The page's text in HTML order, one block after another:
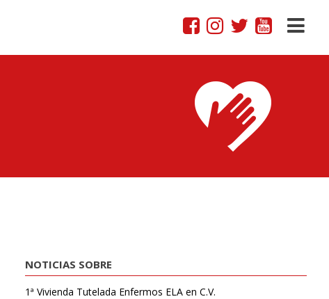
NOTICIAS SOBRE
1ª Vivienda Tutelada Enfermos ELA en C.V.